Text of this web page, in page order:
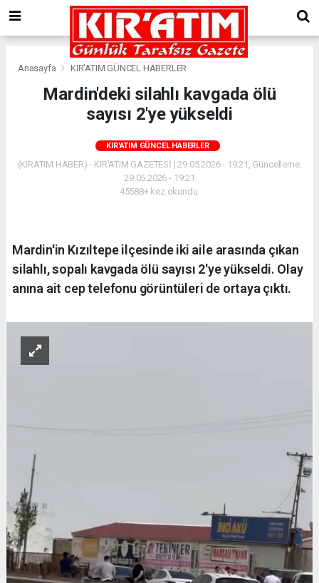
Anasayfa KIR'ATIM GÜNCEL HABERLER
Mardin'deki silahlı kavgada ölü
sayısı 2'ye yükseldi
KIR'ATIM GÜNCEL HABERLER
(KIRATIM HABER) - KIR'ATIM GAZETESİ | 29.05.2026 - 19:21, Güncelleme:
29.05.2026 - 19:21
45588+ kez okundu.
Mardin'in Kızıltepe ilçesinde iki aile arasında çıkan
silahlı, sopalı kavgada ölü sayısı 2'ye yükseldi. Olay
anına ait cep telefonu görüntüleri de ortaya çıktı.